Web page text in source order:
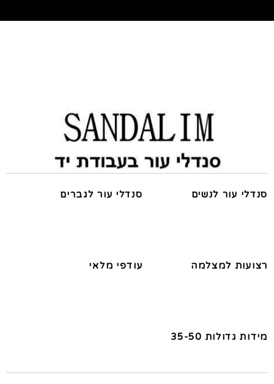
סנדלי עור לנשים סנדלי עור לגברים
רצועות למצלמה עודפי מלאי
מידות גדולות 35-50